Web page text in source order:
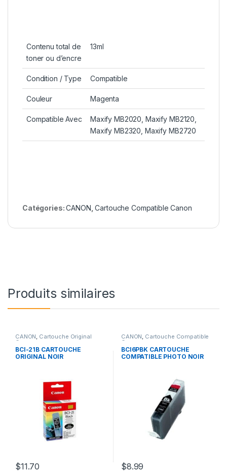
Contenu total de
toner ou d’encre
13ml
Condition / Type Compatible
Couleur Magenta
Compatible Avec
Maxify MB2020, Maxify MB2120,
Maxify MB2320, Maxify MB2720
Catégories:CANON,Cartouche Compatible Canon
Produits similaires
CANON, Cartouche Original
Canon
BCI-21B CARTOUCHE
ORIGINAL NOIR
$11.70
CANON, Cartouche Compatible
Canon
BCI6PBK CARTOUCHE
COMPATIBLE PHOTO NOIR
$8.99